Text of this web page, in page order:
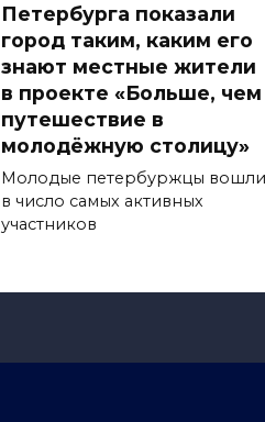
Петербурга показали
город таким, каким его
знают местные жители
в проекте «Больше, чем
путешествие в
молодёжную столицу»
Молодые петербуржцы вошли
в число самых активных
участников